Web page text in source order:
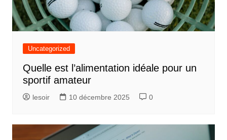
Uncategorized
Quelle est l’alimentation idéale pour un
sportif amateur
lesoir 10 décembre 2025 0